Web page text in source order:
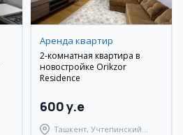
Аренда квартир
2-комнатная квартира в
новостройке Orikzor
Residence
600 y.e
Ташкент, Учтепинский